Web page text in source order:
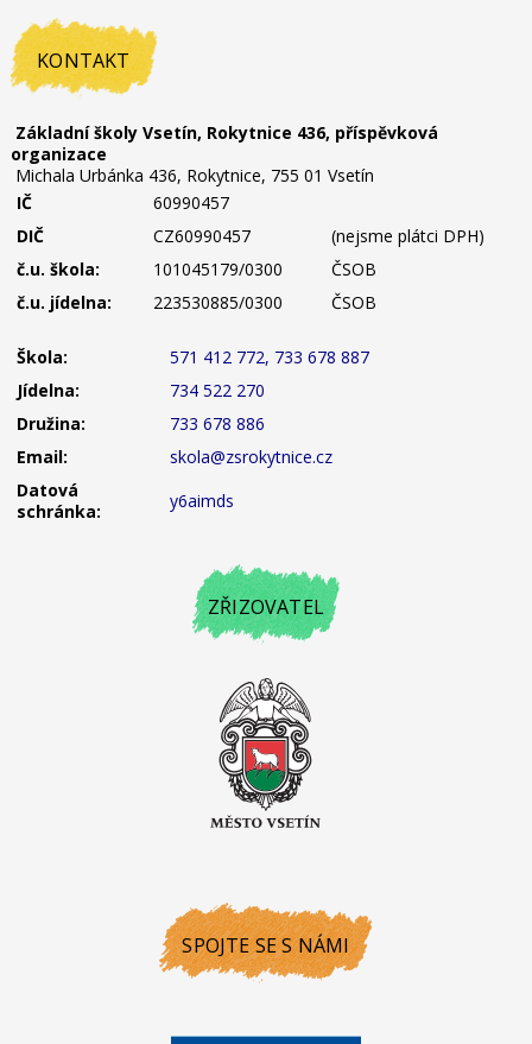
KONTAKT
Základní školy Vsetín, Rokytnice 436, příspěvková
organizace
Michala Urbánka 436, Rokytnice, 755 01 Vsetín
IČ
60990457
DIČ
CZ60990457
(nejsme plátci DPH)
č.u. škola:
101045179/0300
ČSOB
č.u. jídelna:
223530885/0300 ČSOB
Škola:
571 412 772, 733 678 887
Jídelna:
734 522 270
Družina:
733 678 886
Email:
skola@zsrokytnice.cz
Datová
schránka:
y6aimds
ZŘIZOVATEL
SPOJTE SE S NÁMI